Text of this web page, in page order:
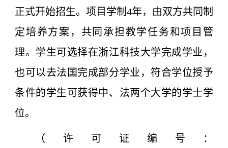
正式开始招生。项目学制4年，由双方共同制
定培养方案，共同承担教学任务和项目管
理。学生可选择在浙江科技大学完成学业，
也可以去法国完成部分学业，符合学位授予
条件的学生可获得中、法两个大学的学士学
位。
（许可证编号：